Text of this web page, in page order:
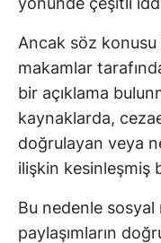
Ancak söz
makamlar
bir açıklama
kaynaklarda,
doğrulayan veya
ilişkin kesinleşmiş
Bu nedenle
paylaşımların